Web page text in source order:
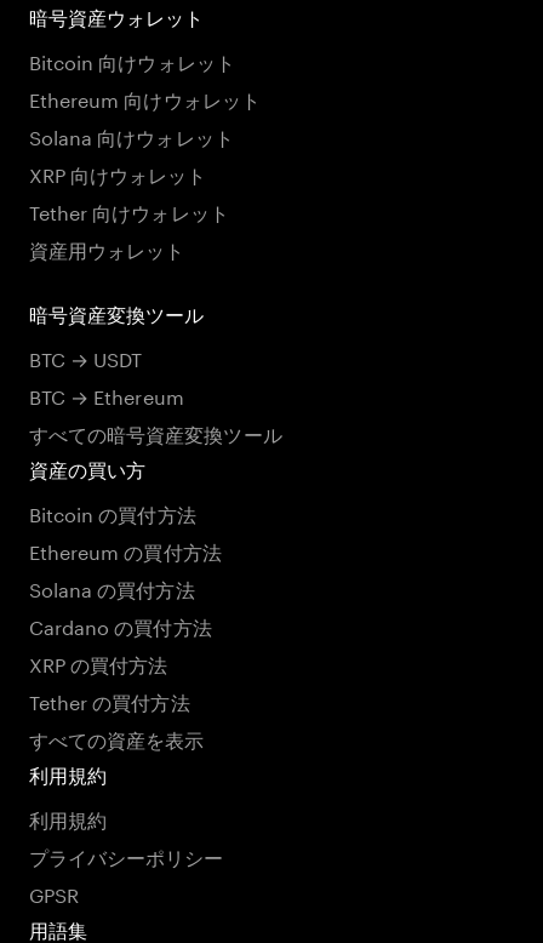
暗号資産ウォレット
Bitcoin 向けウォレット
Ethereum 向けウォレット
Solana 向けウォレット
XRP 向けウォレット
Tether 向けウォレット
資産用ウォレット
暗号資産変換ツール
BTC → USDT
BTC → Ethereum
すべての暗号資産変換ツール
資産の買い方
Bitcoin の買付方法
Ethereum の買付方法
Solana の買付方法
Cardano の買付方法
XRP の買付方法
Tether の買付方法
すべての資産を表示
利用規約
利用規約
プライバシーポリシー
GPSR
用語集